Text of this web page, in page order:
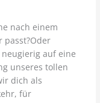
nach einem
auf eine
unseres tollen
dich als
für